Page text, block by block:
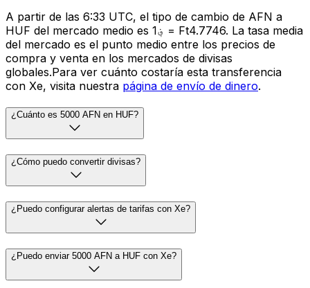
A partir de las 6:33 UTC, el tipo de cambio de AFN a
HUF del mercado medio es ؋1 = Ft4.7746. La tasa media
del mercado es el punto medio entre los precios de
compra y venta en los mercados de divisas
globales.Para ver cuánto costaría esta transferencia
con Xe, visita nuestra página de envío de dinero.
¿Cuánto es 5000 AFN en HUF?
¿Cómo puedo convertir divisas?
¿Puedo configurar alertas de tarifas con Xe?
¿Puedo enviar 5000 AFN a HUF con Xe?